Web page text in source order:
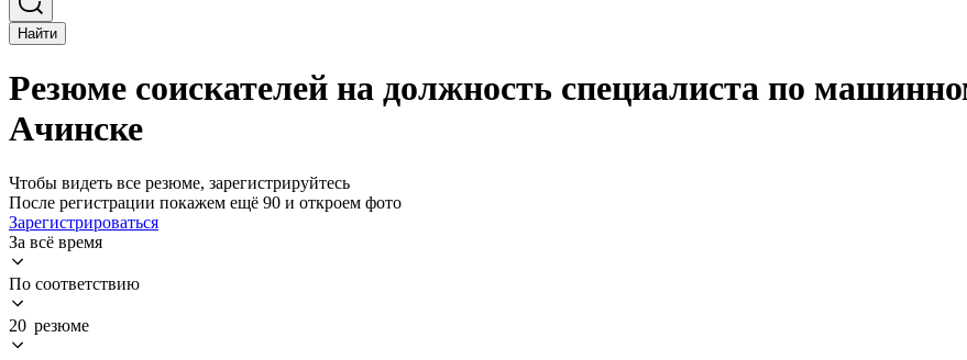
Найти
Резюме соискателей на должность специалиста по
Ачинске
Чтобы видеть все резюме, зарегистрируйтесь
После регистрации покажем ещё 90 и откроем фото
Зарегистрироваться
За всё время
По соответствию
20 резюме